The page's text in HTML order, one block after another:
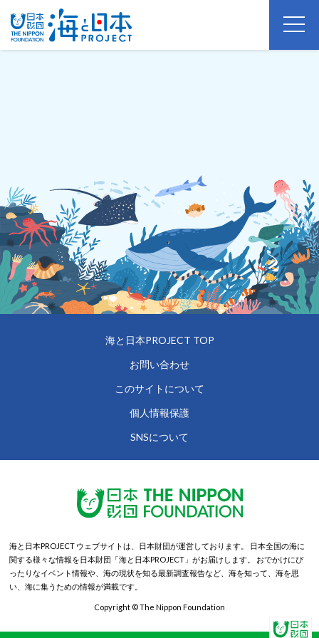
海と日本PROJECT TOP
お問い合わせ
このサイトについて
個人情報保護
SNSについて
海と日本PROJECT ウェブサイトは、日本財団が運営しております。
日本全国の海に
関する様々な情報を日本財団「海と日本PROJECT」がお届けします。
おでかけにぴ
ったりなイベント情報や、海の現状を知る最新調査報告など、海を知って、海を思
い、海に集うための情報が満載です。
Copyright © The Nippon Foundation